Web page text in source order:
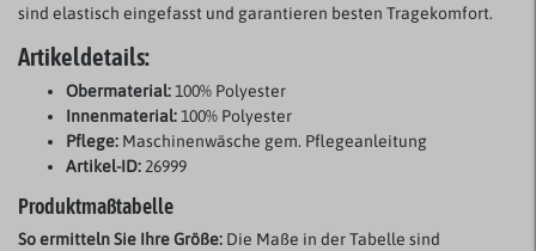
sind elastisch eingefasst und garantieren besten Tragekomfort.
Artikeldetails:
Obermaterial:100% Polyester
Innenmaterial:100% Polyester
Pflege: Maschinenwäsche gem. Pflegeanleitung
Artikel-ID:26999
Produktmaßtabelle
So ermitteln Sie Ihre Größe: Die Maße in der Tabelle sind